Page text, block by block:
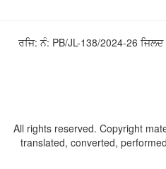
ਰਜਿ: ਨੰ: PB/JL-138/2024-26
All rights reserved. Copyright
translated, converted,